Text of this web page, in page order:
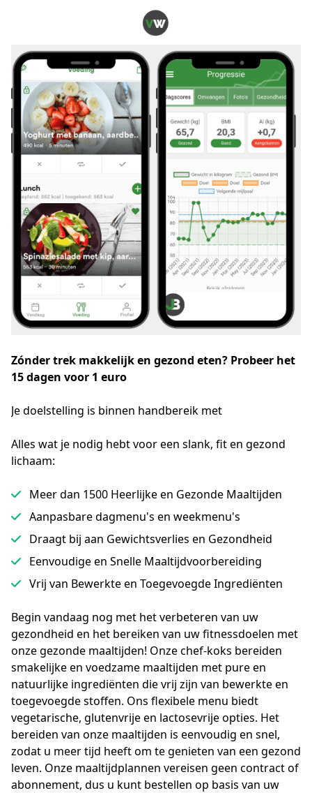
Zónder trek makkelijk en gezond eten? Probeer het
15 dagen voor 1 euro
Je doelstelling is binnen handbereik met
Alles wat je nodig hebt voor een slank, fit en gezond
lichaam:
Meer dan 1500 Heerlijke en Gezonde Maaltijden
Aanpasbare dagmenu's en weekmenu's
Draagt bij aan Gewichtsverlies en Gezondheid
Eenvoudige en Snelle Maaltijdvoorbereiding
Vrij van Bewerkte en Toegevoegde Ingrediënten
Begin vandaag nog met het verbeteren van uw
gezondheid en het bereiken van uw fitnessdoelen met
onze gezonde maaltijden! Onze chef-koks bereiden
smakelijke en voedzame maaltijden met pure en
natuurlijke ingrediënten die vrij zijn van bewerkte en
toegevoegde stoffen. Ons flexibele menu biedt
vegetarische, glutenvrije en lactosevrije opties. Het
bereiden van onze maaltijden is eenvoudig en snel,
zodat u meer tijd heeft om te genieten van een gezond
leven. Onze maaltijdplannen vereisen geen contract of
abonnement, dus u kunt bestellen op basis van uw